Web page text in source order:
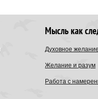
Мысль как
Духовное желание
Желание и разум
Работа с